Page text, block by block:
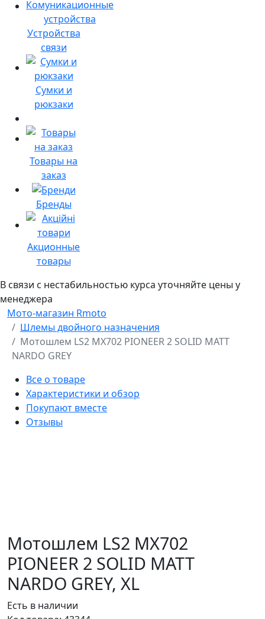
Устройства
связи
Сумки и
рюкзаки
Товары на
заказ
Бренды
Акционные
товары
В связи с нестабильностью курса уточняйте цены у
менеджера
Мото-магазин Rmoto
Шлемы двойного назначения
Мотошлем LS2 MX702 PIONEER 2 SOLID MATT
NARDO GREY
Все о товаре
Характеристики и обзор
Покупают вместе
Отзывы
Мотошлем LS2 MX702
PIONEER 2 SOLID MATT
NARDO GREY, XL
Есть в наличии